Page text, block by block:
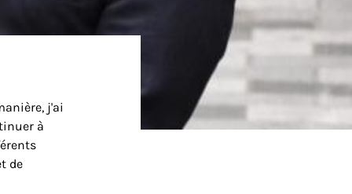
j'ai
à
de